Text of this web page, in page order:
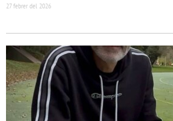
27 febrer del 2026